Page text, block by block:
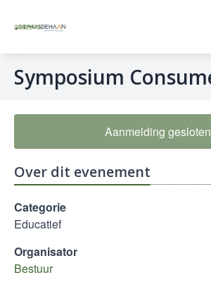
Aanmelding gesloten
Over dit evenement
Categorie
Educatief
Organisator
Bestuur